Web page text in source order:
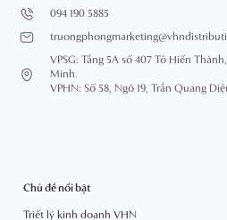
094 190 5885
VPSG: Tầng 5A số 407 Tô Hiến
Minh.
VPHN: Số 58, Ngõ 19, Trần Quang
Chủ đề nổi bật
Triết lý kinh doanh VHN